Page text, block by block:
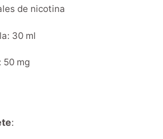
de nicotina
30 ml
50 mg
: